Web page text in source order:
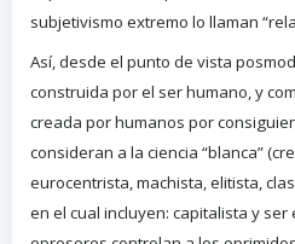
subjetivismo extremo lo llaman
Así, desde el punto de vista
construida por el ser humano, y
creada por humanos por
consideran a la ciencia “blanca”
eurocentrista, machista, elitista,
en el cual incluyen: capitalista y